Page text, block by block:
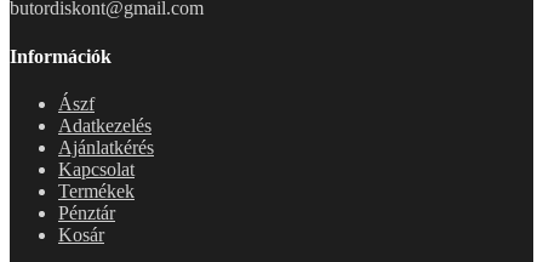
butordiskont@gmail.com
Információk
Ászf
Adatkezelés
Ajánlatkérés
Kapcsolat
Termékek
Pénztár
Kosár